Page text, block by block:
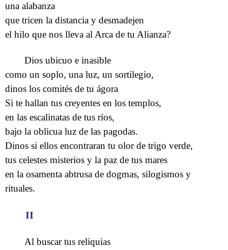
una alabanza
que tricen la distancia y desmadejen
el hilo que nos lleva al Arca de tu Alianza?
Dios ubicuo e inasible
como un soplo, una luz, un sortilegio,
dinos los comités de tu ágora
Si te hallan tus creyentes en los templos,
en las escalinatas de tus ríos,
bajo la oblicua luz de las pagodas.
Dinos si ellos encontraran tu olor de trigo verde,
tus celestes misterios y la paz de tus mares
en la osamenta abtrusa de dogmas, silogismos y
rituales.
II
Al buscar tus reliquias